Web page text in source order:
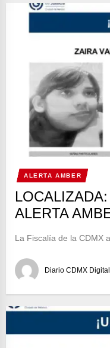
ALERTA AMBER
ALERTA
La Fiscalía de la CDMX
Diario CDMX Digital